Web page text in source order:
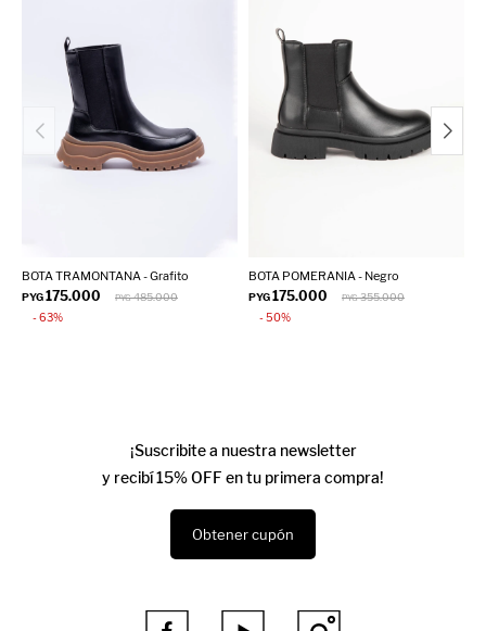
BOTA TRAMONTANA - Grafito
PYG175.000 PYG 485.000
63
BOTA POMERANIA - Negro
PYG175.000 PYG 355.000
50
¡Suscribite a nuestra newsletter
y recibí 15% OFF en tu primera compra!
Obtener cupón